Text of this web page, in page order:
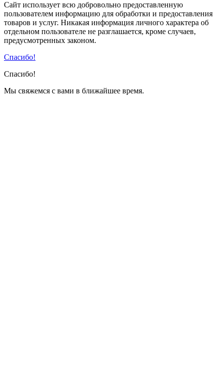
Сайт использует всю добровольно предоставленную
пользователем информацию для обработки и предоставления
товаров и услуг. Никакая информация личного характера об
отдельном пользователе не разглашается, кроме случаев,
предусмотренных законом.
Спасибо!
Спасибо!
Мы свяжемся с вами в ближайшее время.